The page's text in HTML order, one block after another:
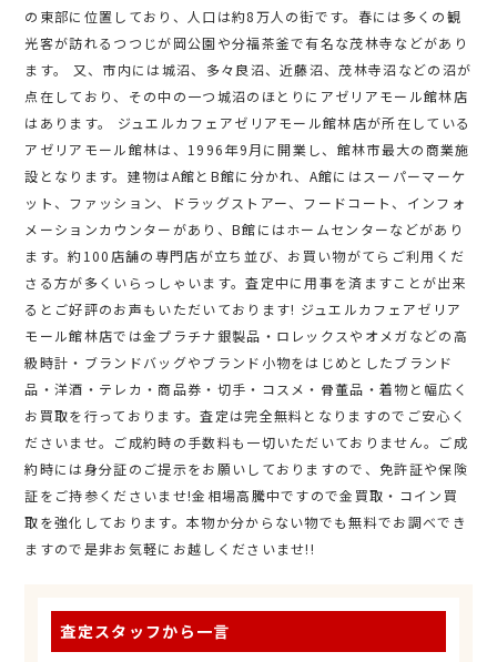
の東部に位置しており、人口は約8万人の街です。春には多くの観
光客が訪れるつつじが岡公園や分福茶釜で有名な茂林寺などがあり
ます。 又、市内には城沼、多々良沼、近藤沼、茂林寺沼などの沼が
点在しており、その中の一つ城沼のほとりにアゼリアモール館林店
はあります。 ジュエルカフェアゼリアモール館林店が所在している
アゼリアモール館林は、1996年9月に開業し、館林市最大の商業施
設となります。建物はA館とB館に分かれ、A館にはスーパーマーケ
ット、ファッション、ドラッグストアー、フードコート、インフォ
メーションカウンターがあり、B館にはホームセンターなどがあり
ます。約100店舗の専門店が立ち並び、お買い物がてらご利用くだ
さる方が多くいらっしゃいます。査定中に用事を済ますことが出来
るとご好評のお声もいただいております! ジュエルカフェアゼリア
モール館林店では金プラチナ銀製品・ロレックスやオメガなどの高
級時計・ブランドバッグやブランド小物をはじめとしたブランド
品・洋酒・テレカ・商品券・切手・コスメ・骨董品・着物と幅広く
お買取を行っております。査定は完全無料となりますのでご安心く
ださいませ。ご成約時の手数料も一切いただいておりません。ご成
約時には身分証のご提示をお願いしておりますので、免許証や保険
証をご持参くださいませ!金相場高騰中ですので金買取・コイン買
取を強化しております。本物か分からない物でも無料でお調べでき
ますので是非お気軽にお越しくださいませ!!
査定スタッフから一言